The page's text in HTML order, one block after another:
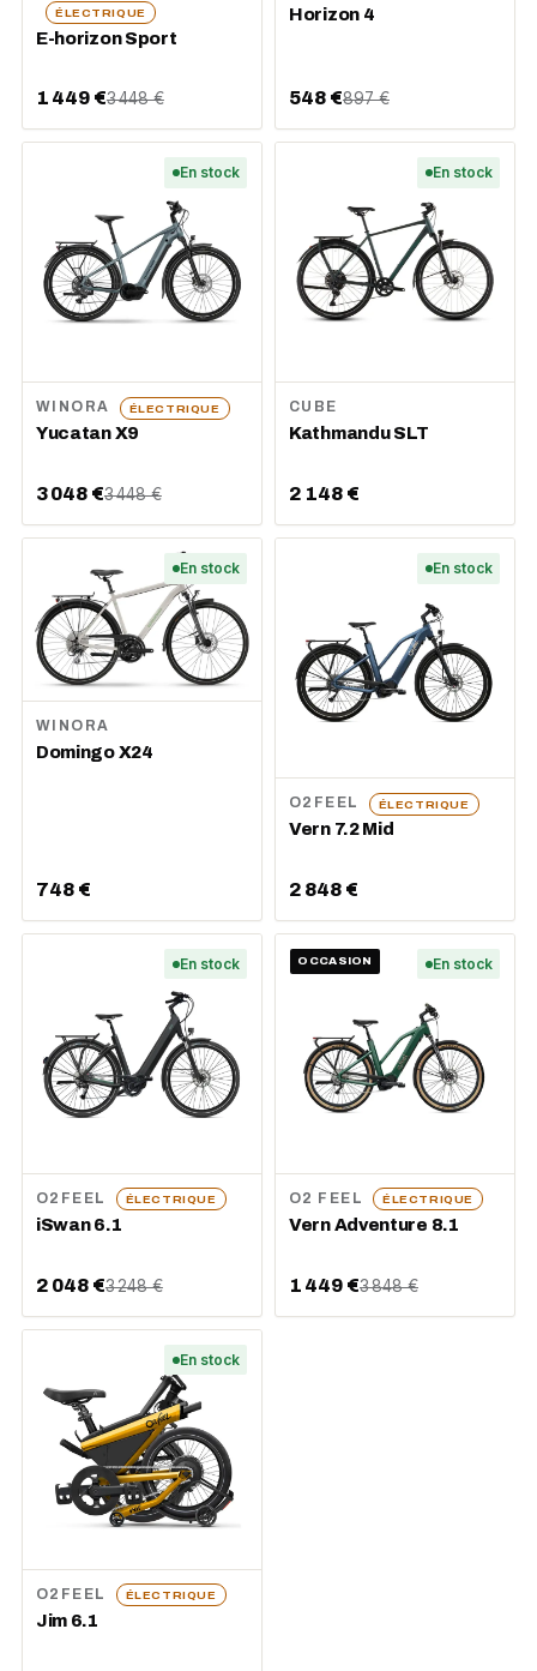
ÉLECTRIQUE
E-horizon Sport
1 449 €3 448 €
Horizon 4
548 €897 €
En stock
WINORA ÉLECTRIQUE
Yucatan X9
3 048 €3 448 €
En stock
CUBE
Kathmandu SLT
2 148 €
En stock
WINORA
Domingo X24
748 €
En stock
O2FEEL ÉLECTRIQUE
Vern 7.2 Mid
2 848 €
En stock
O2FEEL ÉLECTRIQUE
iSwan 6.1
2 048 €3 248 €
OCCASION En stock
O2 FEEL ÉLECTRIQUE
Vern Adventure 8.1
1 449 €3 848 €
En stock
O2FEEL ÉLECTRIQUE
Jim 6.1